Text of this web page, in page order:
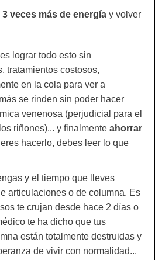
3 veces más de energía y volver
lograr todo esto sin
tratamientos costosos,
en la cola para ver a
se rinden sin poder hacer
venenosa (perjudicial para el
riñones)... y finalmente ahorrar
hacerlo, debes leer lo que
y el tiempo que lleves
articulaciones o de columna. Es
te crujan desde hace 2 días o
te ha dicho que tus
están totalmente destruidas y
de vivir con normalidad...